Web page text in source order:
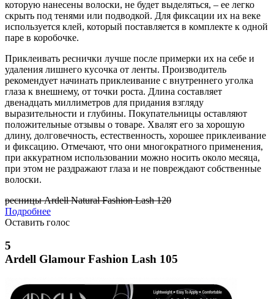
которую нанесены волоски, не будет выделяться, – ее легко
скрыть под тенями или подводкой. Для фиксации их на веке
используется клей, который поставляется в комплекте к одной
паре в коробочке.
Приклеивать реснички лучше после примерки их на себе и
удаления лишнего кусочка от ленты. Производитель
рекомендует начинать приклеивание с внутреннего уголка
глаза к внешнему, от точки роста. Длина составляет
двенадцать миллиметров для придания взгляду
выразительности и глубины. Покупательницы оставляют
положительные отзывы о товаре. Хвалят его за хорошую
длину, долговечность, естественность, хорошее приклеивание
и фиксацию. Отмечают, что они многократного применения,
при аккуратном использовании можно носить около месяца,
при этом не раздражают глаза и не повреждают собственные
волоски.
ресницы Ardell Natural Fashion Lash 120
Подробнее
Оставить голос
5
Ardell Glamour Fashion Lash 105